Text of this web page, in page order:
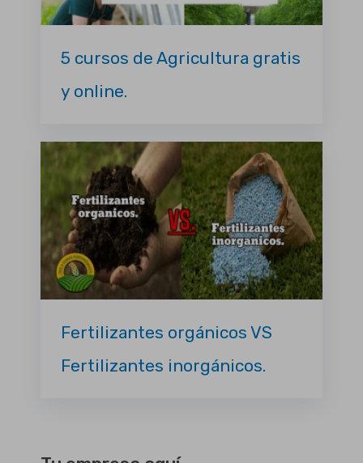
5 cursos de Agricultura gratis
y online.
Fertilizantes orgánicos VS
Fertilizantes inorgánicos.